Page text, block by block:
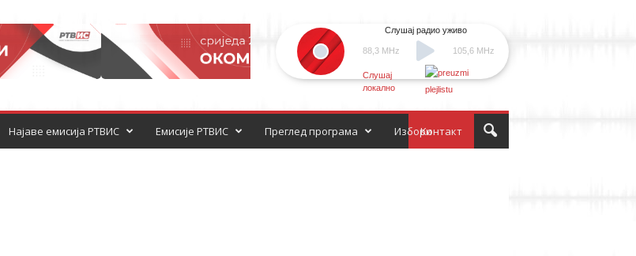
88,3 MHz
Слушај радио уживо
105,6 MHz
Слушај
локално
Најаве емисија РТВИС Емисије РТВИС Контакт
Преглед програма Избори